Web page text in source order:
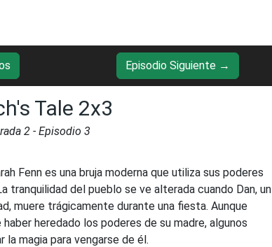
Episodio Siguiente →
Tale 2x3
2 - Episodio 3
Fenn es una bruja moderna que utiliza sus poderes
tranquilidad del pueblo se ve alterada cuando Dan, un
muere trágicamente durante una fiesta. Aunque
haber heredado los poderes de su madre, algunos
magia para vengarse de él.